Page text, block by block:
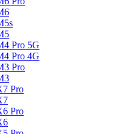
Pro 5G
Pro 4G
Pro
Pro
Pro